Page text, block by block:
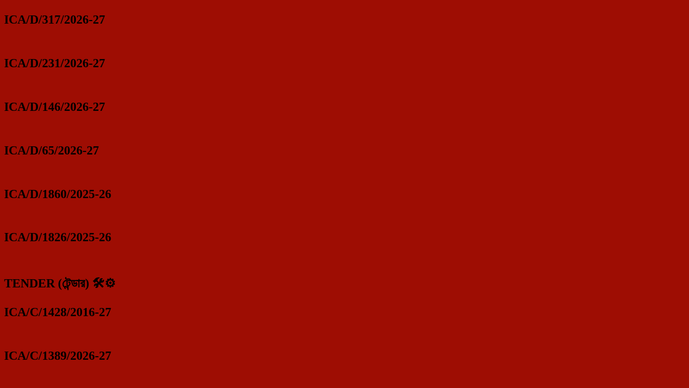
ICA/D/317/2026-27
ICA/D/231/2026-27
ICA/D/146/2026-27
ICA/D/65/2026-27
ICA/D/1860/2025-26
ICA/D/1826/2025-26
TENDER (টেন্ডার) 🛠️⚙️
ICA/C/1428/2016-27
ICA/C/1389/2026-27